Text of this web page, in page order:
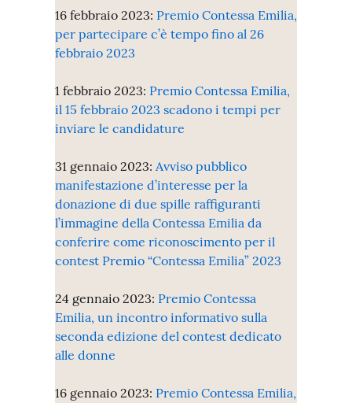
16 febbraio 2023: Premio Contessa Emilia,
per partecipare c’è tempo fino al 26
febbraio 2023
1 febbraio 2023: Premio Contessa Emilia,
il 15 febbraio 2023 scadono i tempi per
inviare le candidature
31 gennaio 2023: Avviso pubblico
manifestazione d’interesse per la
donazione di due spille raffiguranti
l’immagine della Contessa Emilia da
conferire come riconoscimento per il
contest Premio “Contessa Emilia” 2023
24 gennaio 2023: Premio Contessa
Emilia, un incontro informativo sulla
seconda edizione del contest dedicato
alle donne
16 gennaio 2023: Premio Contessa Emilia,